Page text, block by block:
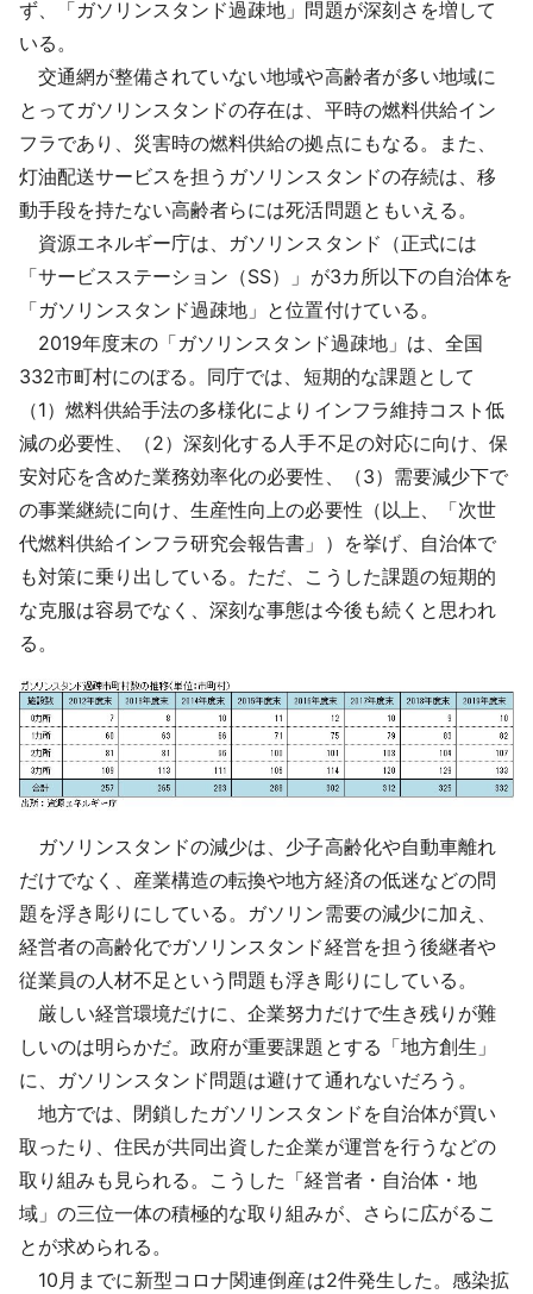
ず、「ガソリンスタンド過疎地」問題が深刻さを増して
いる。
交通網が整備されていない地域や高齢者が多い地域に
とってガソリンスタンドの存在は、平時の燃料供給イン
フラであり、災害時の燃料供給の拠点にもなる。また、
灯油配送サービスを担うガソリンスタンドの存続は、移
動手段を持たない高齢者らには死活問題ともいえる。
資源エネルギー庁は、ガソリンスタンド（正式には
「サービスステーション（SS）」が3カ所以下の自治体を
「ガソリンスタンド過疎地」と位置付けている。
2019年度末の「ガソリンスタンド過疎地」は、全国
332市町村にのぼる。同庁では、短期的な課題として
（1）燃料供給手法の多様化によりインフラ維持コスト低
減の必要性、（2）深刻化する人手不足の対応に向け、保
安対応を含めた業務効率化の必要性、（3）需要減少下で
の事業継続に向け、生産性向上の必要性（以上、「次世
代燃料供給インフラ研究会報告書」）を挙げ、自治体で
も対策に乗り出している。ただ、こうした課題の短期的
な克服は容易でなく、深刻な事態は今後も続くと思われ
る。
ガソリンスタンドの減少は、少子高齢化や自動車離れ
だけでなく、産業構造の転換や地方経済の低迷などの問
題を浮き彫りにしている。ガソリン需要の減少に加え、
経営者の高齢化でガソリンスタンド経営を担う後継者や
従業員の人材不足という問題も浮き彫りにしている。
厳しい経営環境だけに、企業努力だけで生き残りが難
しいのは明らかだ。政府が重要課題とする「地方創生」
に、ガソリンスタンド問題は避けて通れないだろう。
地方では、閉鎖したガソリンスタンドを自治体が買い
取ったり、住民が共同出資した企業が運営を行うなどの
取り組みも見られる。こうした「経営者・自治体・地
域」の三位一体の積極的な取り組みが、さらに広がるこ
とが求められる。
10月までに新型コロナ関連倒産は2件発生した。感染拡